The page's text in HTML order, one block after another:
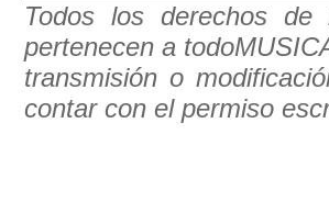
Todos los derechos
pertenecen a
transmisión o
contar con el permiso